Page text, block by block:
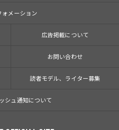
ォメーション
広告掲載について
お問い合わせ
読者モデル、ライター募集
シュ通知について